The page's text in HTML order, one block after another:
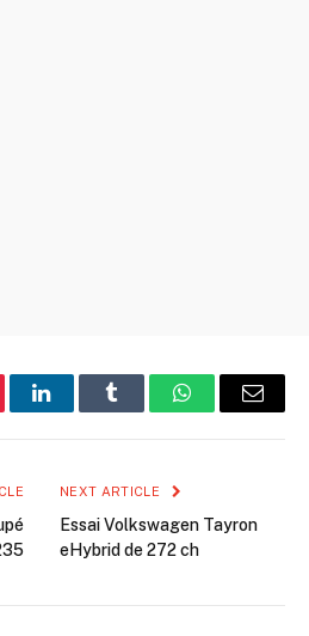
LinkedInTumblr WhatsAppEmail
NEXT ARTICLE
Essai Volkswagen Tayron
eHybrid de 272 ch